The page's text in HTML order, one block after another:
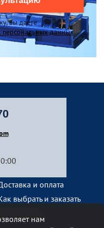
вы даете
персональных данных
и оплата
выбрать и заказать
нам